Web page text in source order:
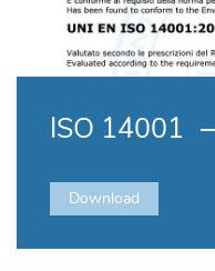
ISO 14001
Download